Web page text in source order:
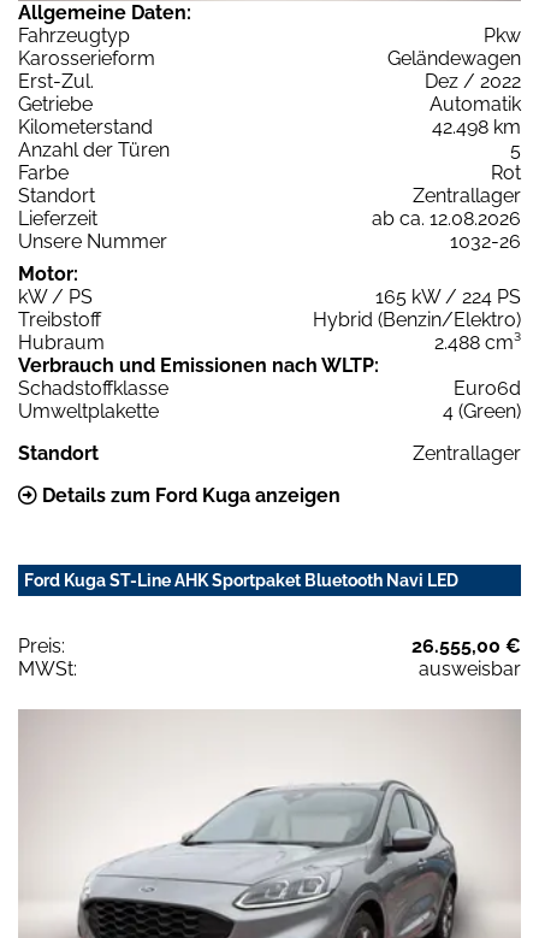
Allgemeine Daten:
Fahrzeugtyp
Pkw
Karosserieform
Geländewagen
Erst-Zul.
Dez / 2022
Getriebe
Automatik
Kilometerstand
42.498 km
Anzahl der Türen
5
Farbe
Rot
Standort
Zentrallager
Lieferzeit
ab ca. 12.08.2026
Unsere Nummer
1032-26
Motor:
kW / PS
165 kW / 224 PS
Treibstoff
Hybrid (Benzin/Elektro)
Hubraum
2.488 cm³
Verbrauch und Emissionen nach WLTP:
Schadstoffklasse
Euro6d
Umweltplakette
4 (Green)
Standort
Zentrallager
Details zum Ford Kuga anzeigen
Ford Kuga ST-Line AHK Sportpaket Bluetooth Navi LED
Preis:
26.555,00 €
MWSt:
ausweisbar